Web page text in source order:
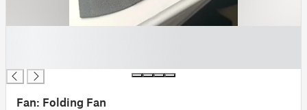
Fan: Folding Fan